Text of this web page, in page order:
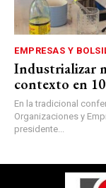
EMPRESAS Y
Industrializar
contexto en
En la tradicional
Organizaciones y
presidente...